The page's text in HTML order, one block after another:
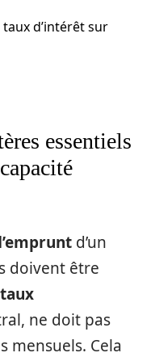
d’intérêt sur
essentiels
d’un
doivent être
taux
ne doit pas
mensuels. Cela